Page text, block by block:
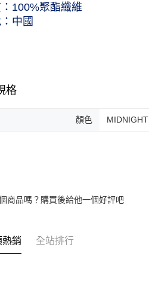
100%聚酯纖維
中國
格
顏色 MIDNIGHT
商品嗎？購買後給他一個好評吧
熱銷 全站排行